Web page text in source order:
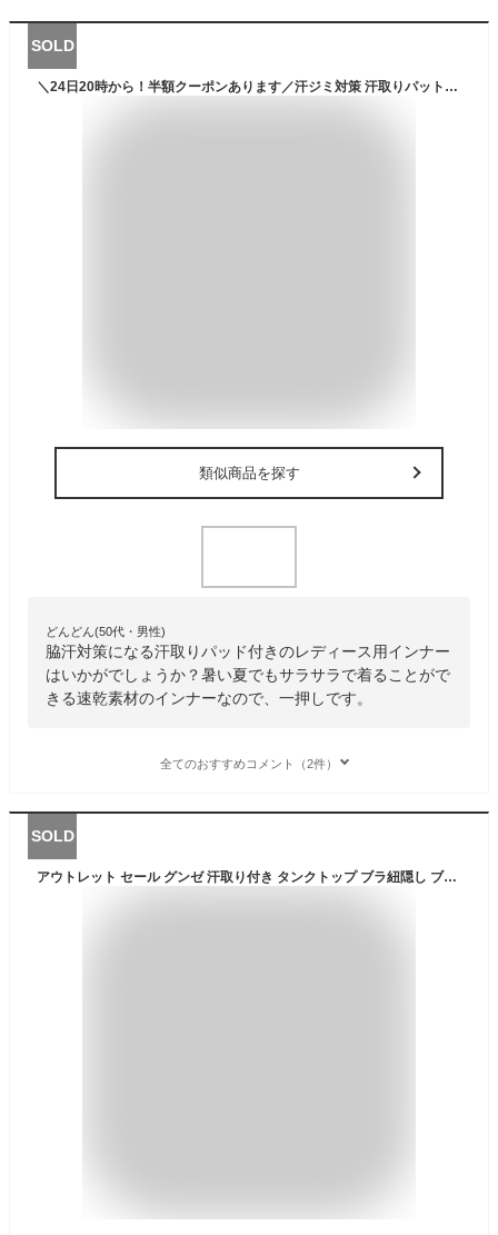
SOLD
＼24日20時から！半額クーポンあります／汗ジミ対策 汗取りパット付き 脇汗 防臭 インナー オールシーズン 速乾 フレンチ袖 レディース わき汗 汗取り 脇汗パッド インナー 汗じみ防止 汗染み防止 汗取りインナー
類似商品を探す
どんどん(50代・男性)
脇汗対策になる汗取りパッド付きのレディース用インナー
はいかがでしょうか？暑い夏でもサラサラで着ることがで
きる速乾素材のインナーなので、一押しです。
全てのおすすめコメント（2件）
SOLD
アウトレット セール グンゼ 汗取り付き タンクトップ ブラ紐隠し ブラ紐 見えない インナー 汗取りパッド 汗取り付ラン型インナー レディース 春夏 クールマジック 吸汗速乾 除湿 涼しい トップス 下着 肌着 汗じみ防止 わき汗 脇汗対策 COOLMAGIC MC8153 M-LL GUNZE13